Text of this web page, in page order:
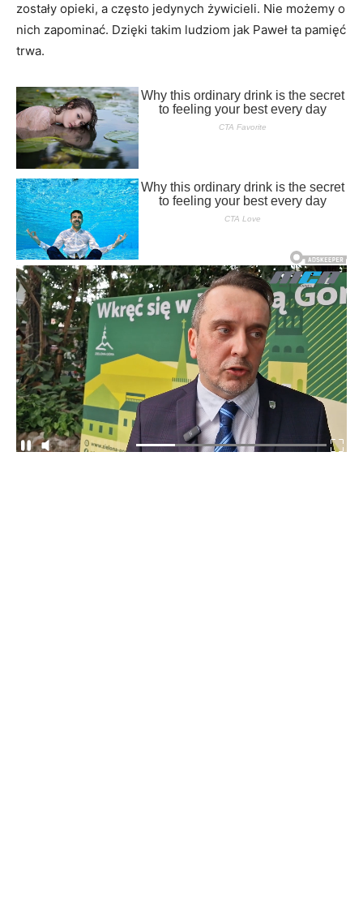
zostały opieki, a często jedynych żywicieli. Nie możemy o
nich zapominać. Dzięki takim ludziom jak Paweł ta pamięć
trwa.